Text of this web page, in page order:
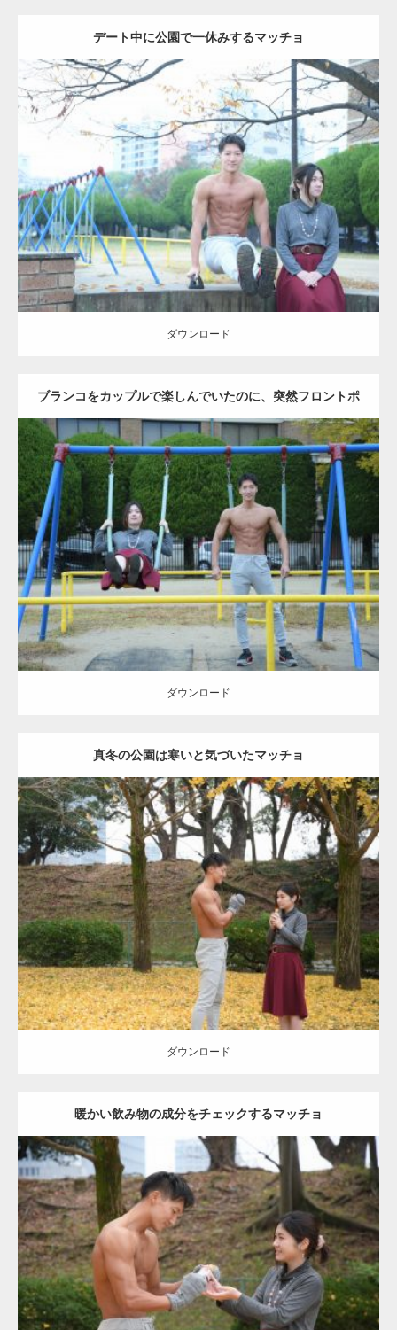
デート中に公園で一休みするマッチョ
Update:2021.07.6
Category:公園のマッチョ その他 AKIHITO(細マッチョ) 腹筋
ダウンロード
ダウンロード
ブランコをカップルで楽しんでいたのに、突然フロントポ
ーズをするマッチョ
Update: 2021.07.6
Category:公園のマッチョ その他 AKIHITO(細マッチョ) 腹筋 大胸筋
ダウンロード
ダウンロード
真冬の公園は寒いと気づいたマッチョ
Update: 2021.07.8
Category:公園のマッチョ その他 AKIHITO(細マッチョ) 上腕三頭筋
肩
ダウンロード
ダウンロード
暖かい飲み物の成分をチェックするマッチョ
Update:2021.07.8
Category:公園のマッチョ その他 AKIHITO(細マッチョ) 上腕三頭筋
肩
ダウンロード